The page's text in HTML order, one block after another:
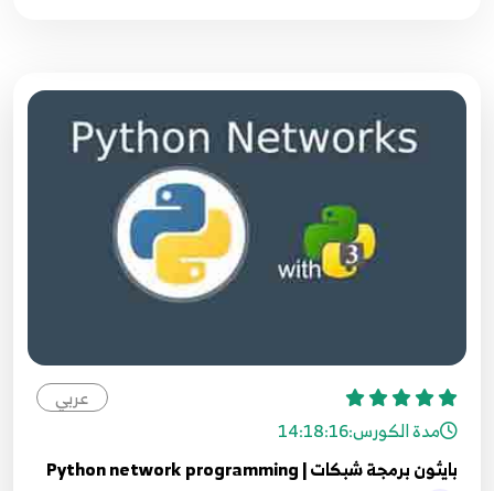
عربي
مدة الكورس:14:18:16
بايثون برمجة شبكات | Python network programming
16.16 Python network programming ------ IP
17.17 Python network programming ------
Routing and Python App
24
address with python app
19.19 Python network programming UDP